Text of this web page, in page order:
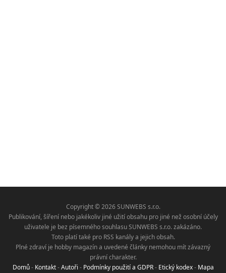
Copyright © 2026 SUNWEBS s.r.o.
Publikování, šíření nebo jakékoliv jiné užití obsahu pro jiné než osobní účely
uživatele je bez písemného souhlasu SUNWEBS s.r.o. zakázáno.
Toto platí také pro RSS kanály a jejich obsah.
Plné zdraví je hobby magazín a uvedené články nemohou mít závazný
právní charakter.
Domů- Kontakt-Autoři - Podmínky použití a GDPR- Etický kodex- Mapa